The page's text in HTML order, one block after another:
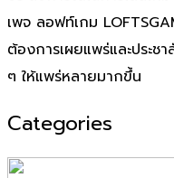
เพจ ลอฟท์เกม
ต้องการเผยแพร่และประช
ๆ ให้แพร่หลายมากขึ้น
Categories